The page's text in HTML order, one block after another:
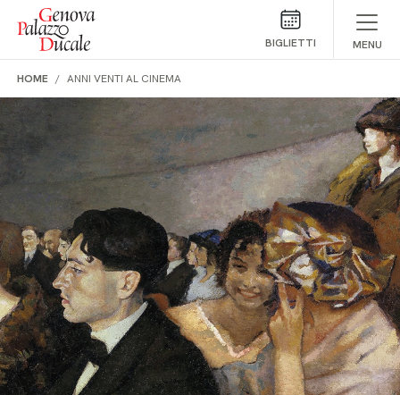
Salta al contenuto
BIGLIETTI MENU
HOME ANNI VENTI AL CINEMA